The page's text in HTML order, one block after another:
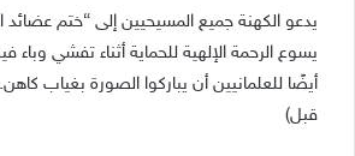
يدعو الكهنة جميع المسيحيين إلى “ختم عضائد
يسوع الرحمة الإلهية للحماية أثناء تفشي
أيضًا للعلمانيين أن يباركوا الصورة بغياب
قبل)